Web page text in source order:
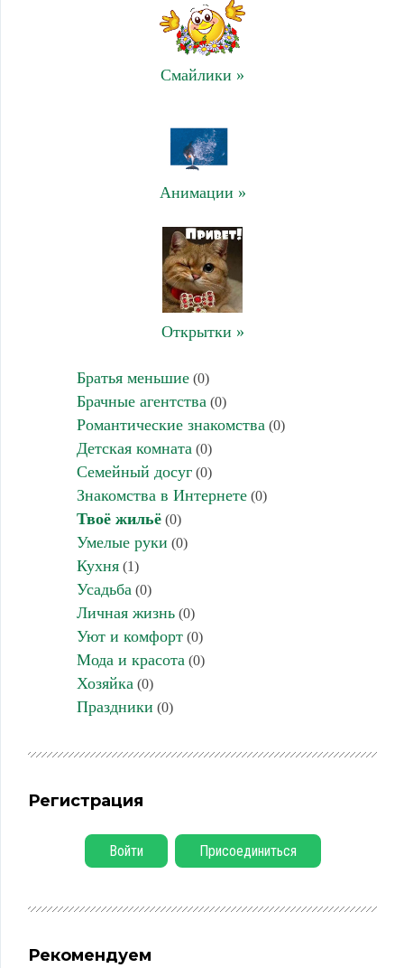
Смайлики »
Анимации »
Открытки »
Братья меньшие (0)
Брачные агентства (0)
Романтические знакомства (0)
Детская комната (0)
Семейный досуг (0)
Знакомства в Интернете (0)
Твоё жильё (0)
Умелые руки (0)
Кухня (1)
Усадьба (0)
Личная жизнь (0)
Уют и комфорт (0)
Мода и красота (0)
Хозяйка (0)
Праздники (0)
Регистрация
Войти Присоединиться
Рекомендуем